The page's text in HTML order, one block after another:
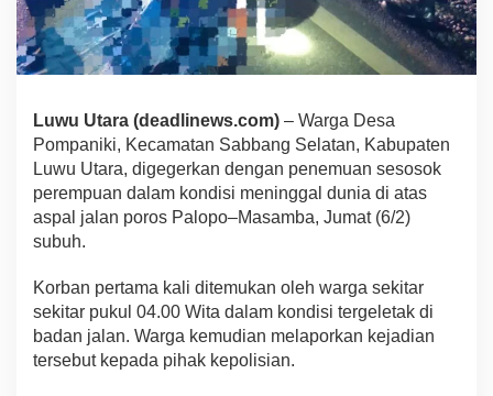
Luwu Utara (deadlinews.com) – Warga Desa
Pompaniki, Kecamatan Sabbang Selatan, Kabupaten
Luwu Utara, digegerkan dengan penemuan sesosok
perempuan dalam kondisi meninggal dunia di atas
aspal jalan poros Palopo–Masamba, Jumat (6/2)
subuh.
Korban pertama kali ditemukan oleh warga sekitar
sekitar pukul 04.00 Wita dalam kondisi tergeletak di
badan jalan. Warga kemudian melaporkan kejadian
tersebut kepada pihak kepolisian.